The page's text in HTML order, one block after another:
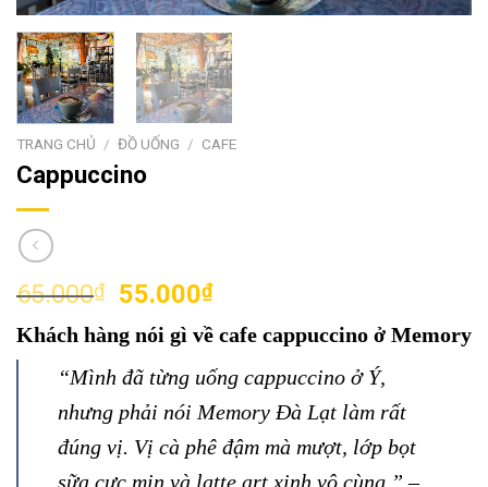
TRANG CHỦ / ĐỒ UỐNG / CAFE
Cappuccino
65.000₫
Giá
gốc
là:
65.000₫.
55.000₫Giá
hiện
tại
là:
55.000₫.
Khách hàng nói gì về cafe cappuccino ở Memory
“Mình đã từng uống cappuccino ở Ý,
nhưng phải nói Memory Đà Lạt làm rất
đúng vị. Vị cà phê đậm mà mượt, lớp bọt
sữa cực mịn và latte art xinh vô cùng.” –